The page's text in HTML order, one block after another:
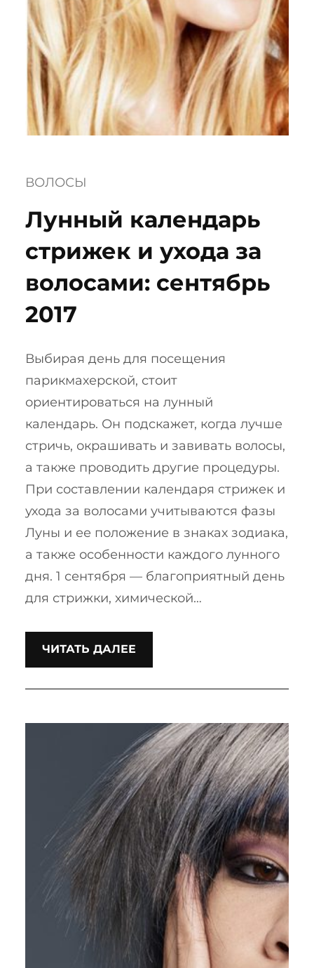
ВОЛОСЫ
Лунный календарь
стрижек и ухода за
волосами: сентябрь
2017
Выбирая день для посещения
парикмахерской, стоит
ориентироваться на лунный
календарь. Он подскажет, когда лучше
стричь, окрашивать и завивать волосы,
а также проводить другие процедуры.
При составлении календаря стрижек и
ухода за волосами учитываются фазы
Луны и ее положение в знаках зодиака,
а также особенности каждого лунного
дня. 1 сентября — благоприятный день
для стрижки, химической…
ЧИТАТЬ ДАЛЕЕ